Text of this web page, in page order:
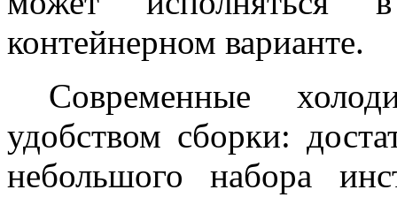
контейнерном варианте.
Современные
удобством сборки:
небольшого набора